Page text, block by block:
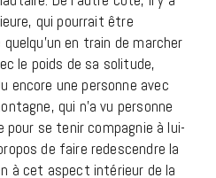
qui pourrait être
en train de marcher
le poids de sa solitude,
encore une personne avec
qui n’a vu personne
pour se tenir compagnie à lui-
de faire redescendre la
à cet aspect intérieur de la